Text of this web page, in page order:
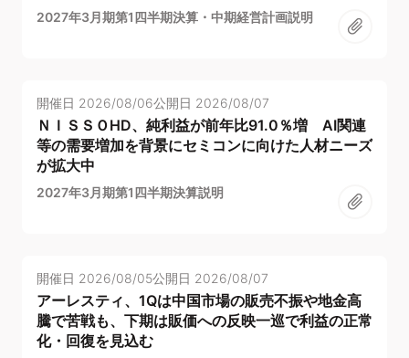
2027年3月期第1四半期決算・中期経営計画説明
開催日 2026/08/06公開日 2026/08/07
ＮＩＳＳＯHD、純利益が前年比91.0％増 AI関連
等の需要増加を背景にセミコンに向けた人材ニーズ
が拡大中
2027年3月期第1四半期決算説明
開催日 2026/08/05公開日 2026/08/07
アーレスティ、1Qは中国市場の販売不振や地金高
騰で苦戦も、下期は販価への反映一巡で利益の正常
化・回復を見込む